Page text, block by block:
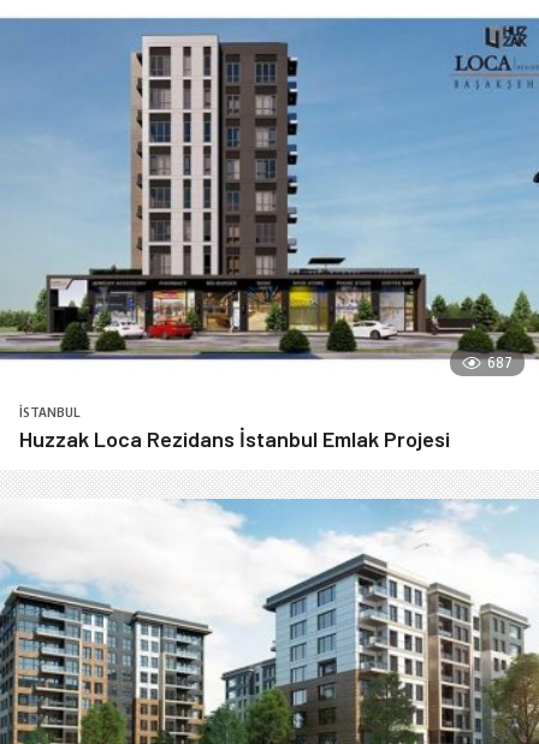
687
İSTANBUL
Huzzak Loca Rezidans İstanbul Emlak Projesi